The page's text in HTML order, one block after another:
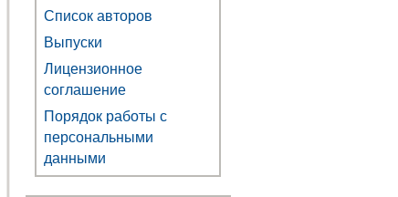
Список авторов
Выпуски
Лицензионное
соглашение
Порядок работы с
персональными
данными